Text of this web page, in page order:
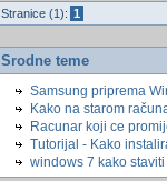
Stranice (1): 1
Srodne teme
Samsung priprema
Kako na starom
Racunar koji ce
Tutorijal - Kako
windows 7 kako